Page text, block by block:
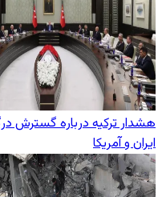
هشدار ترکیه درباره گسترش
ایران و آمریکا